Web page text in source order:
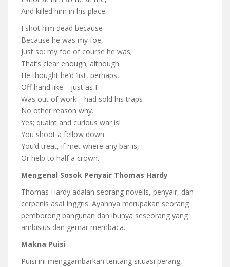
And killed him in his place.
I shot him dead because—
Because he was my foe,
Just so: my foe of course he was;
That’s clear enough; although
He thought he’d ‘list, perhaps,
Off-hand like—just as I—
Was out of work—had sold his traps—
No other reason why.
Yes; quaint and curious war is!
You shoot a fellow down
You’d treat, if met where any bar is,
Or help to half a crown.
Mengenal Sosok Penyair Thomas Hardy
Thomas Hardy adalah seorang novelis, penyair, dan
cerpenis asal Inggris. Ayahnya merupakan seorang
pemborong bangunan dan ibunya seseorang yang
ambisius dan gemar membaca.
Makna Puisi
Puisi ini menggambarkan tentang situasi perang,